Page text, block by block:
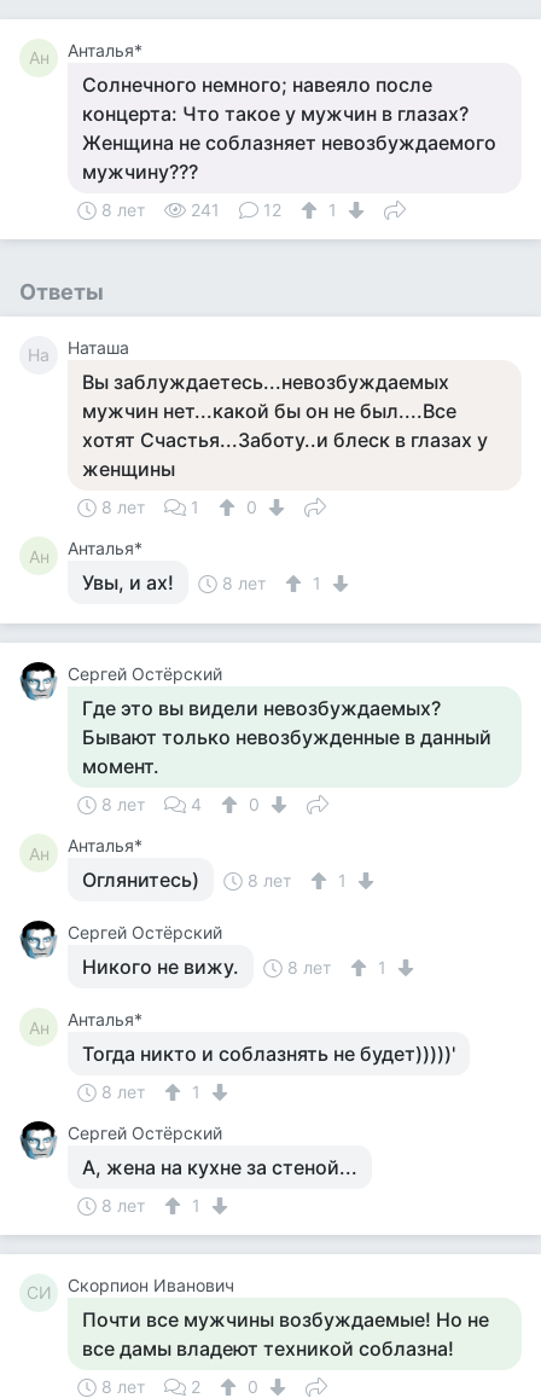
Ан Анталья*
Солнечного немного; навеяло после
концерта: Что такое у мужчин в глазах?
Женщина не соблазняет невозбуждаемого
мужчину???
8 лет 241 12 1
Ответы
На Наташа
Вы заблуждаетесь...невозбуждаемых
мужчин нет...какой бы он не был....Все
хотят Счастья...Заботу..и блеск в глазах у
женщины
8 лет 1 0
Ан Анталья*
Увы, и ах! 8 лет 1
Сергей Остёрский
Где это вы видели невозбуждаемых?
Бывают только невозбужденные в данный
момент.
8 лет 4 0
Ан Анталья*
Оглянитесь) 8 лет 1
Сергей Остёрский
Никого не вижу. 8 лет 1
Ан Анталья*
Тогда никто и соблазнять не будет)))))'
8 лет
1
Сергей Остёрский
А, жена на кухне за стеной...
8 лет 1
СИ Скорпион Иванович
Почти все мужчины возбуждаемые! Но не
все дамы владеют техникой соблазна!
8 лет 2 0